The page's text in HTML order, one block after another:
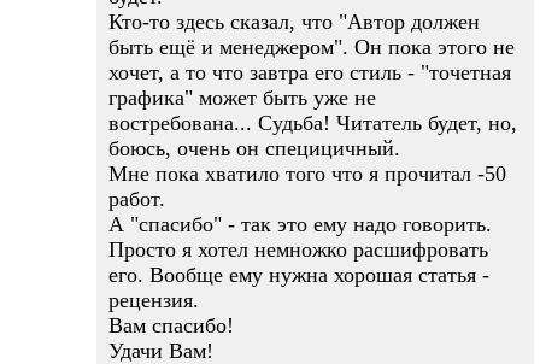
Кто-то здесь сказал, что "Автор должен
быть ещё и менеджером". Он пока этого не
хочет, а то что завтра его стиль - "точетная
графика" может быть уже не
востребована... Судьба! Читатель будет, но,
боюсь, очень он специцичный.
Мне пока хватило того что я прочитал -50
работ.
А "спасибо" - так это ему надо говорить.
Просто я хотел немножко расшифровать
его. Вообще ему нужна хорошая статья -
рецензия.
Вам спасибо!
Удачи Вам!